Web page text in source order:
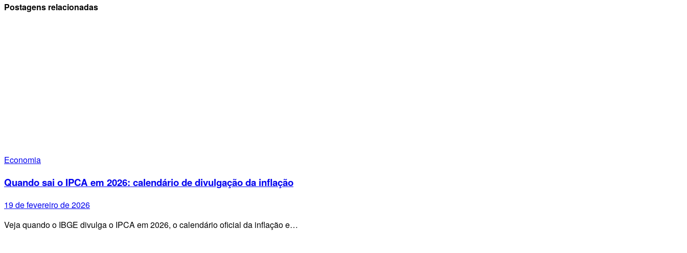
Postagens relacionadas
Economia
Quando sai o IPCA em 2026: calendário de divulgação da inflação
19 de fevereiro de 2026
Veja quando o IBGE divulga o IPCA em 2026, o calendário oficial da inflação e…